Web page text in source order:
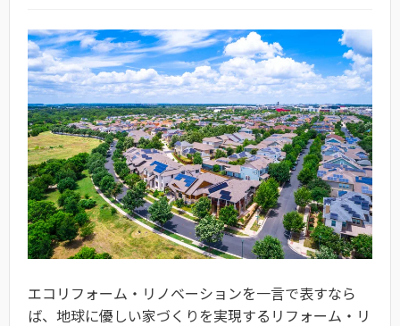
エコリフォーム・リノベーションを一言で表すなら
ば、地球に優しい家づくりを実現するリフォーム・リ